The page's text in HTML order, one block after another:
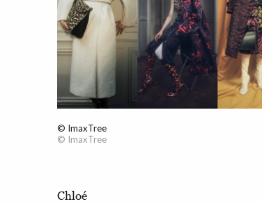
© ImaxTree
© ImaxTree
Chloé